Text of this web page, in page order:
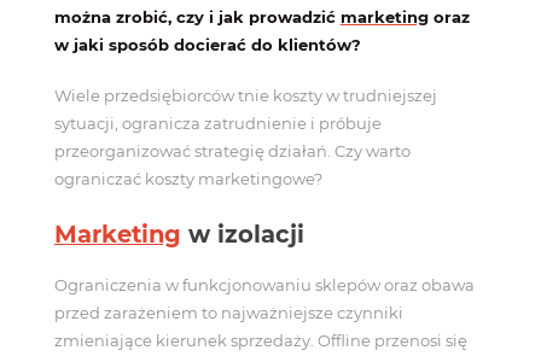
można zrobić, czy i jak prowadzić marketingoraz
w jaki sposób docierać do klientów?
Wiele przedsiębiorców tnie koszty w trudniejszej
sytuacji, ogranicza zatrudnienie i próbuje
przeorganizować strategię działań. Czy warto
ograniczać koszty marketingowe?
Marketing w izolacji
Ograniczenia w funkcjonowaniu sklepów oraz obawa
przed zarażeniem to najważniejsze czynniki
zmieniające kierunek sprzedaży. Offline przenosi się